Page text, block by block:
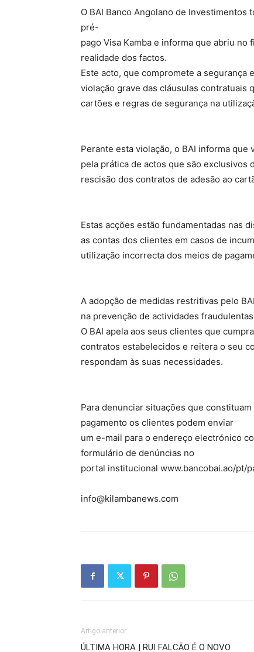
O BAI Banco Angolano de
pré-
pago Visa Kamba e informa que abriu
realidade dos factos.
Este acto, que compromete a
violação grave das cláusulas contratuais
cartões e regras de segurança na
Perante esta violação, o BAI informa
pela prática de actos que são exclusivos
rescisão dos contratos de adesão ao
Estas acções estão fundamentadas nas
as contas dos clientes em casos de
utilização incorrecta dos meios de
A adopção de medidas restritivas pelo
na prevenção de actividades
O BAI apela aos seus clientes que
contratos estabelecidos e reitera o seu
respondam às suas necessidades.
Para denunciar situações que
pagamento os clientes podem enviar
um e-mail para o endereço electrónico
formulário de denúncias no
portal institucional www.bancobai.ao/
info@kilambanews.com
Artigo anterior
ÚLTIMA HORA | RUI FALCÃO É O NOVO